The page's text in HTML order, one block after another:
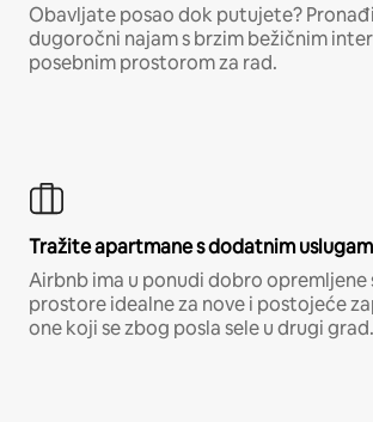
Obavljate posao dok putujete?
dugoročni najam s brzim bežičnim
posebnim prostorom za rad.
Tražite apartmane s dodatnim
Airbnb ima u ponudi dobro opremljene
prostore idealne za nove i postojeće
one koji se zbog posla sele u drugi grad.